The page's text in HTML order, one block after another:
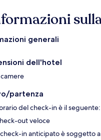
generali
dell'hotel
partenza
del check-in è il
out veloce
in anticipato è soggetto